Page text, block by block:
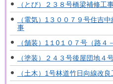
（とび）２３８号橋梁補修工
（電気）1３００７９号住吉
事
（舗装）1１0１０７号（路４
（塗装）２４３号後屋団地４
（土木）1号林道竹日向線改良